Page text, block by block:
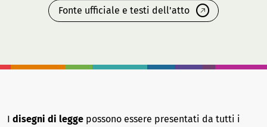
Fonte ufficiale e testi dell'atto
I disegni di legge possono essere presentati da tutti i